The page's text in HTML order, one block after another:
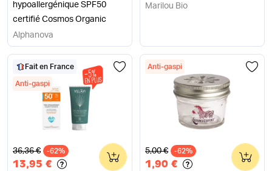
hypoallergénique SPF50
certifié Cosmos Organic
Alphanova
Marilou Bio
Fait en France
Anti-gaspi
Ancien prix
36,36 € -62%
13,95 €
0
Anti-gaspi
Ancien prix
5,00 € -62%
1,90 €
0